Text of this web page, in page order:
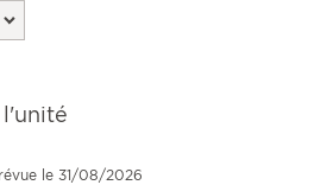
le 31/08/2026